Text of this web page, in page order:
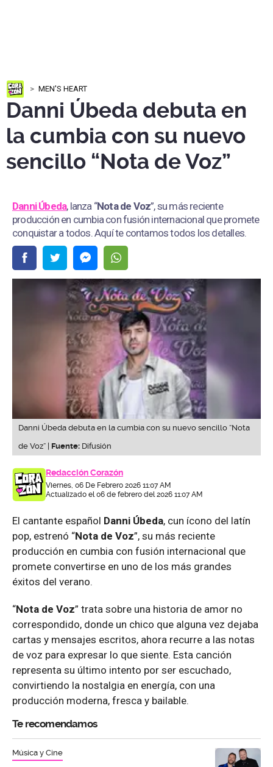
MEN'S HEART
Danni Úbeda debuta en
la cumbia con su nuevo
sencillo “Nota de Voz”
Danni Úbeda, lanza “Nota de Voz”, su más reciente
producción en cumbia con fusión internacional que promete
conquistar a todos. Aquí te contamos todos los detalles.
Danni Úbeda debuta en la cumbia con su nuevo sencillo “Nota
de Voz” | Fuente: Difusión
Redacción Corazón
Viernes, 06 De Febrero 2026 11:07 AM
Actualizado el 06 de febrero del 2026 11:07 AM
El cantante español Danni Úbeda, cun ícono del latín
pop, estrenó “Nota de Voz”, su más reciente
producción en cumbia con fusión internacional que
promete convertirse en uno de los más grandes
éxitos del verano.
“Nota de Voz” trata sobre una historia de amor no
correspondido, donde un chico que alguna vez dejaba
cartas y mensajes escritos, ahora recurre a las notas
de voz para expresar lo que siente. Esta canción
representa su último intento por ser escuchado,
convirtiendo la nostalgia en energía, con una
producción moderna, fresca y bailable.
Te recomendamos
Música y Cine